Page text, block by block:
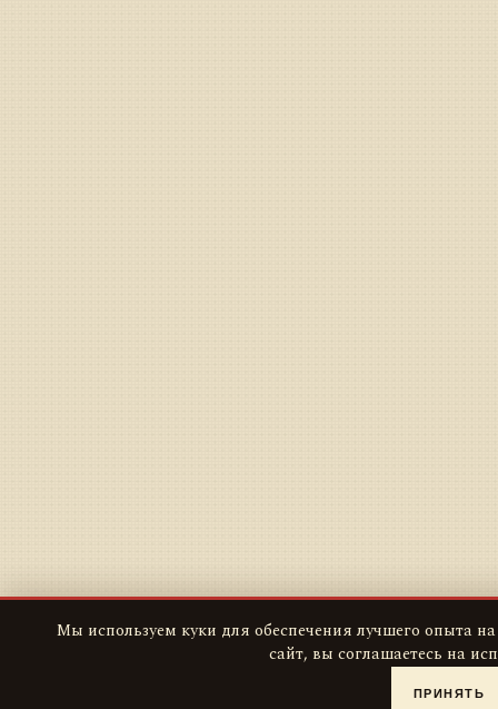
Мы используем куки для обеспечения лучшего опыта
сайт, вы соглашаетесь на
ПРИНЯТЬ